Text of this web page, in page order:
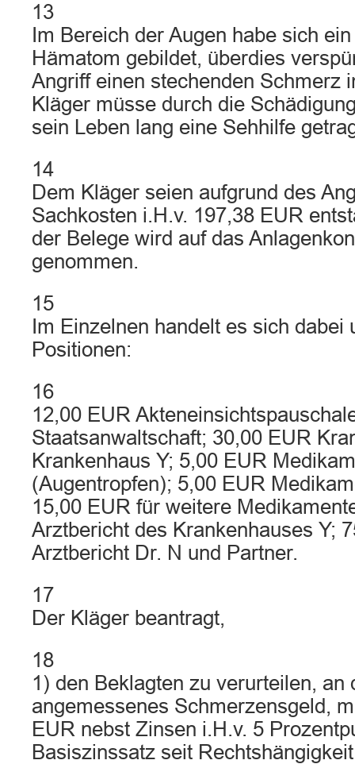
13
Im Bereich der Augen habe sich
Hämatom gebildet, überdies
Angriff einen stechenden Schmerz
Kläger müsse durch die
sein Leben lang eine Sehhilfe
14
Dem Kläger seien aufgrund des
Sachkosten i.H.v. 197,38 EUR
der Belege wird auf das
genommen.
15
Im Einzelnen handelt es sich dabei
Positionen:
16
12,00 EUR
Staatsanwaltschaft; 30,00 EUR
Krankenhaus Y; 5,00 EUR
(Augentropfen); 5,00 EUR
15,00 EUR für weitere
Arztbericht des Krankenhauses Y;
Arztbericht Dr. N und Partner.
17
Der Kläger beantragt,
18
1) den Beklagten zu verurteilen, an
angemessenes Schmerzensgeld,
EUR nebst Zinsen i.H.v. 5
Basiszinssatz seit